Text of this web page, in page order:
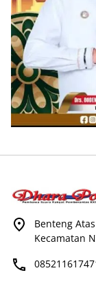
Benteng
Kecamatan